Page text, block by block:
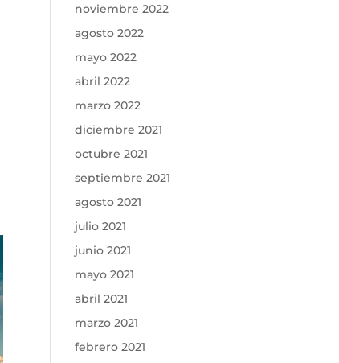
noviembre 2022
agosto 2022
mayo 2022
abril 2022
marzo 2022
diciembre 2021
octubre 2021
septiembre 2021
agosto 2021
julio 2021
junio 2021
mayo 2021
abril 2021
marzo 2021
febrero 2021